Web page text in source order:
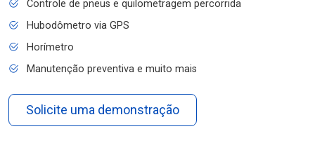
Controle de pneus e quilometragem percorrida
Hubodômetro via GPS
Horímetro
Manutenção preventiva e muito mais
Solicite uma demonstração